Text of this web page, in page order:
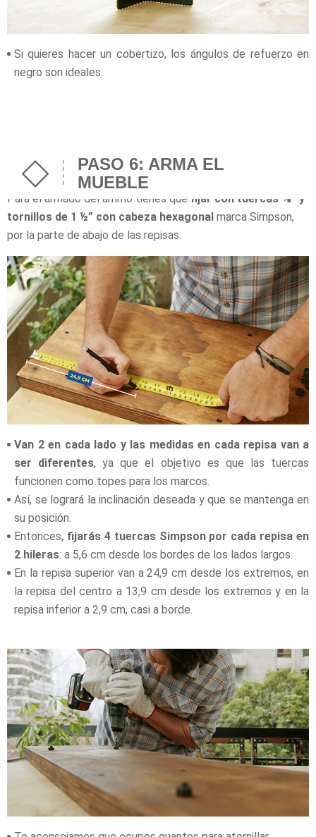
Si quieres hacer un cobertizo, los ángulos de refuerzo en
negro son ideales.
PASO 6: ARMA EL
MUEBLE
Para el armado del arrimo tienes que fijar con tuercas ⅜” y
tornillos de 1 ½” con cabeza hexagonal marca Simpson,
por la parte de abajo de las repisas.
Van 2 en cada lado y las medidas en cada repisa van a
ser diferentes, ya que el objetivo es que las tuercas
funcionen como topes para los marcos.
Así, se logrará la inclinación deseada y que se mantenga en
su posición.
Entonces, fijarás 4 tuercas Simpson por cada repisa en
2 hileras: a 5,6 cm desde los bordes de los lados largos.
En la repisa superior van a 24,9 cm desde los extremos, en
la repisa del centro a 13,9 cm desde los extremos y en la
repisa inferior a 2,9 cm, casi a borde.